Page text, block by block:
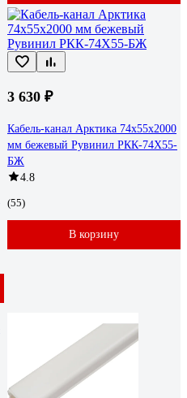
3 630 ₽
Кабель-канал Арктика 74x55x2000
мм бежевый Рувинил РКК-74Х55-
БЖ
4.8
(55)
В корзину